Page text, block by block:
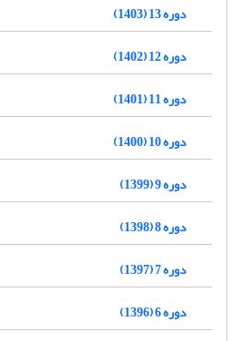
دوره 13 (1403)
دوره 12 (1402)
دوره 11 (1401)
دوره 10 (1400)
دوره 9 (1399)
دوره 8 (1398)
دوره 7 (1397)
دوره 6 (1396)